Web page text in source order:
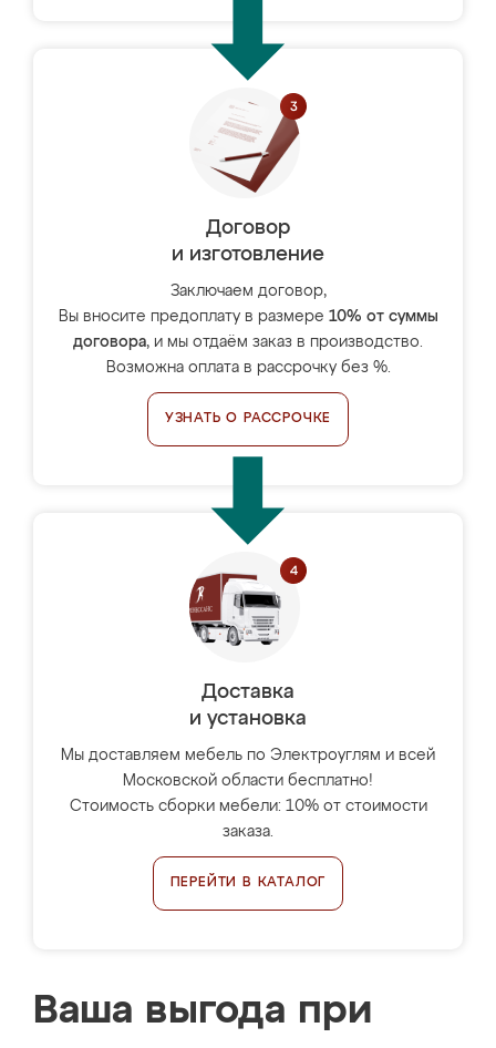
Договор
и изготовление
Заключаем договор,
Вы вносите предоплату в размере 10% от суммы
договора, и мы отдаём заказ в производство.
Возможна оплата в рассрочку без %.
УЗНАТЬ О РАССРОЧКЕ
Доставка
и установка
Мы доставляем мебель по Электроуглям и всей
Московской области бесплатно!
Стоимость сборки мебели: 10% от стоимости
заказа.
ПЕРЕЙТИ В КАТАЛОГ
Ваша выгода при